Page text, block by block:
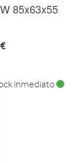
85x63x55
inmediato